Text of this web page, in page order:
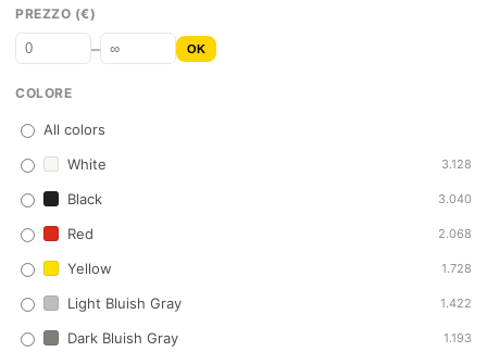
PREZZO (€)
– OK
COLORE
All colors
White
3.128
Black 3.040
Red 2.068
Yellow 1.728
Light Bluish Gray 1.422
Dark Bluish Gray 1.193